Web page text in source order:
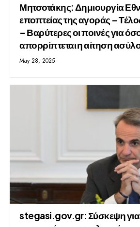
Μητσοτάκης: Δημιουργία
εποπτείας της αγοράς –
– Βαρύτερες οι ποινές για
απορρίπτεται η αίτηση
May 28, 2025
stegasi.gov.gr: Σύσκεψη για